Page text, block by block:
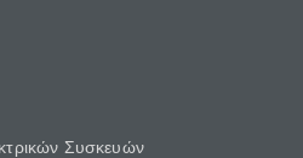
Συσκευών